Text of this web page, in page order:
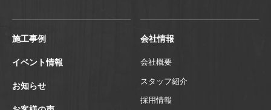
施工事例
イベント情報
お知らせ
会社情報
会社概要
スタッフ紹介
採用情報